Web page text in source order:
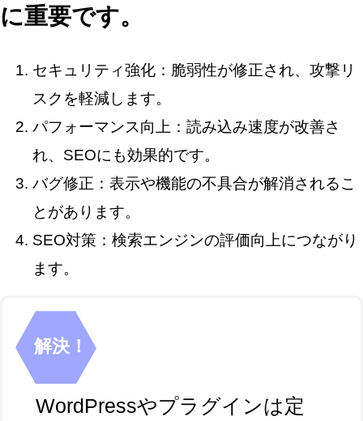
に重要です。
セキュリティ強化：脆弱性が修正され、攻撃リ
スクを軽減します。
パフォーマンス向上：読み込み速度が改善さ
れ、SEOにも効果的です。
バグ修正：表示や機能の不具合が解消されるこ
とがあります。
SEO対策：検索エンジンの評価向上につながり
ます。
解決！
WordPressやプラグインは定